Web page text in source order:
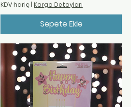
KDV hariç | Kargo Detayları
Sepete Ekle